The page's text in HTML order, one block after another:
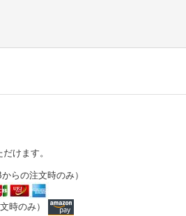
けます。
らの注文時のみ）
時のみ）